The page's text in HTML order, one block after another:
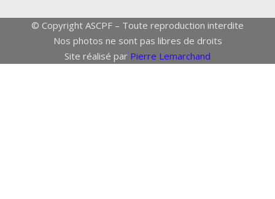
© Copyright ASCPF – Toute reproduction interdite
Nos photos ne sont pas libres de droits
Site réalisé par Pierre Lemarchand